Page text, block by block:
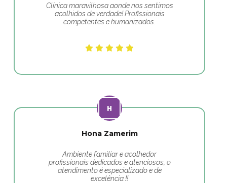
Clínica maravilhosa aonde nos sentimos
acolhidos de verdade! Profissionais
competentes e humanizados.
Hona Zamerim
Ambiente familiar e acolhedor
profissionais dedicados e atenciosos, o
atendimento é especializado e de
excelência.!!